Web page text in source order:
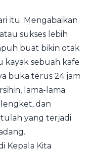
itu. Mengabaikan
sukses lebih
buat bikin otak
kayak sebuah kafe
buka terus 24 jam
lama-lama
dan
yang terjadi
Kepala Kita